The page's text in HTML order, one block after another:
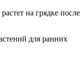
на грядке после